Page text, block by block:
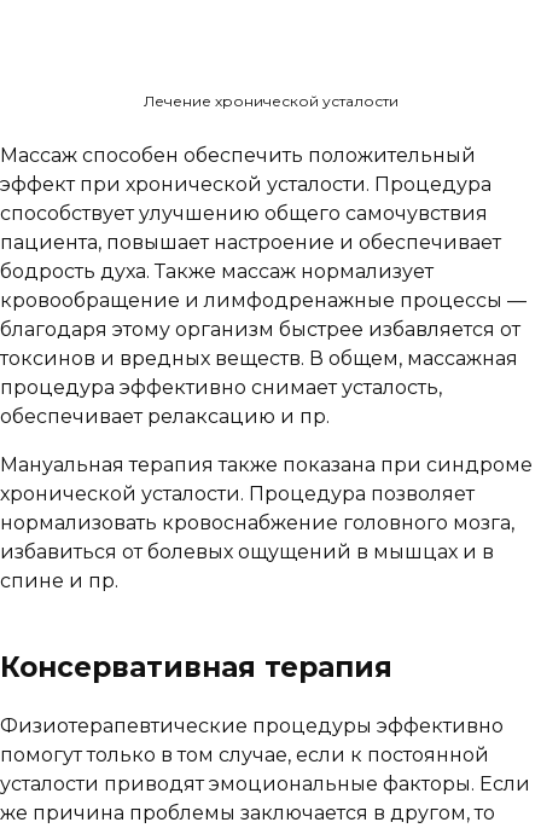
Лечение хронической усталости
Массаж способен обеспечить положительный
эффект при хронической усталости. Процедура
способствует улучшению общего самочувствия
пациента, повышает настроение и обеспечивает
бодрость духа. Также массаж нормализует
кровообращение и лимфодренажные процессы —
благодаря этому организм быстрее избавляется от
токсинов и вредных веществ. В общем, массажная
процедура эффективно снимает усталость,
обеспечивает релаксацию и пр.
Мануальная терапия также показана при синдроме
хронической усталости. Процедура позволяет
нормализовать кровоснабжение головного мозга,
избавиться от болевых ощущений в мышцах и в
спине и пр.
Консервативная терапия
Физиотерапевтические процедуры эффективно
помогут только в том случае, если к постоянной
усталости приводят эмоциональные факторы. Если
же причина проблемы заключается в другом, то